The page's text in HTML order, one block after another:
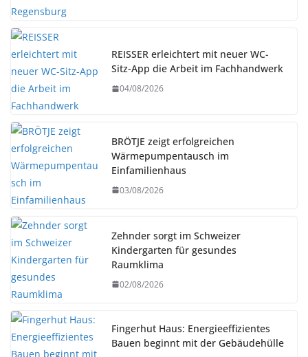
REISSER erleichtert mit neuer WC-
Sitz-App die Arbeit im Fachhandwerk
04/08/2026
BRÖTJE zeigt erfolgreichen
Wärmepumpentausch im
Einfamilienhaus
03/08/2026
Zehnder sorgt im Schweizer
Kindergarten für gesundes
Raumklima
02/08/2026
Fingerhut Haus: Energieeffizientes
Bauen beginnt mit der Gebäudehülle